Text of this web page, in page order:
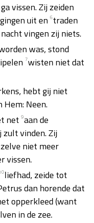
vissen. Zij zeiden
uit en 6traden
vingen zij niets.
was, stond
7wisten niet dat
hebt gij niet
Hem: Neen.
net 9aan de
zult vinden. Zij
niet meer
vissen.
liefhad, zeide tot
dan horende dat
opperkleed (want
in de zee.